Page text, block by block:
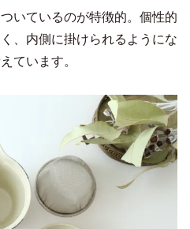
いているのが特徴的。個性的
、内側に掛けられるようにな
ています。